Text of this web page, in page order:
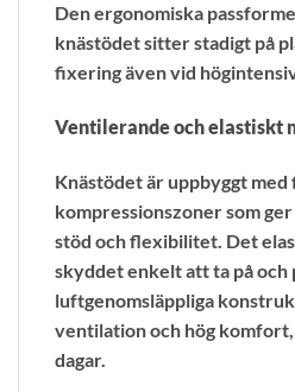
Den ergonomiska
knästödet sitter stadigt på
fixering även vid
Ventilerande och elastiskt
Knästödet är uppbyggt med
kompressionszoner som
stöd och flexibilitet. Det
skyddet enkelt att ta på och
luftgenomsläppliga
ventilation och hög
dagar.